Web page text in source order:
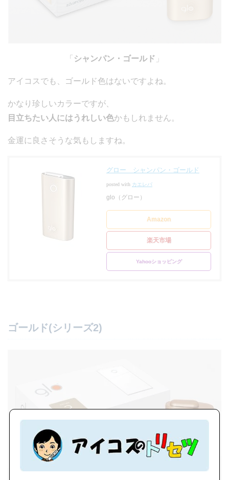
「 シャンパン・ゴールド 」
アイコスでも、ゴールド色はないですよね。
かなり珍しいカラーですが、
目立ちたい人にはうれしい色かもしれません。
金運に良さそうな気もしますね。
グロー シャンパン・ゴールド
posted with カエレバ
glo（グロー）
Amazon
楽天市場
Yahooショッピング
ゴールド(シリーズ2)